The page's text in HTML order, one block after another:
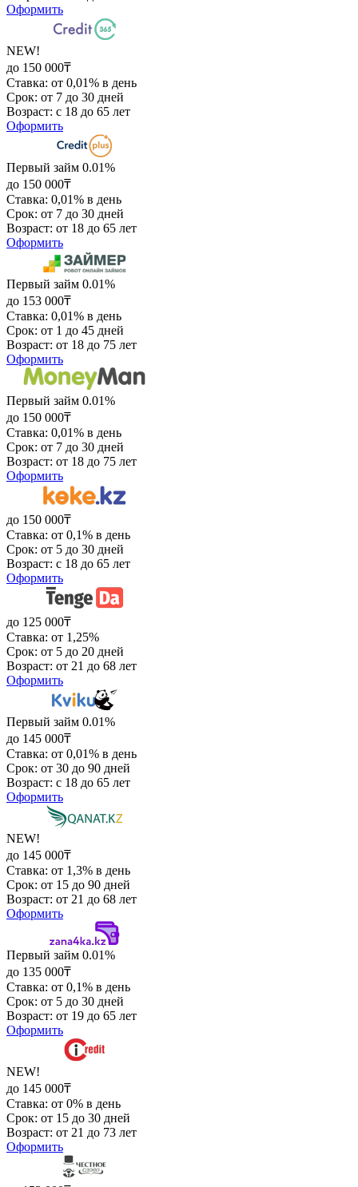
Оформить
NEW!
до 150 000₸
Ставка: от 0,01% в день
Срок: от 7 до 30 дней
Возраст: с 18 до 65 лет
Оформить
Первый займ 0.01%
до 150 000₸
Ставка: 0,01% в день
Срок: от 7 до 30 дней
Возраст: от 18 до 65 лет
Оформить
Первый займ 0.01%
до 153 000₸
Ставка: 0,01% в день
Срок: от 1 до 45 дней
Возраст: от 18 до 75 лет
Оформить
Первый займ 0.01%
до 150 000₸
Ставка: 0,01% в день
Срок: от 7 до 30 дней
Возраст: от 18 до 75 лет
Оформить
до 150 000₸
Ставка: от 0,1% в день
Срок: от 5 до 30 дней
Возраст: с 18 до 65 лет
Оформить
до 125 000₸
Ставка: от 1,25%
Срок: от 5 до 20 дней
Возраст: от 21 до 68 лет
Оформить
Первый займ 0.01%
до 145 000₸
Ставка: от 0,01% в день
Срок: от 30 до 90 дней
Возраст: с 18 до 65 лет
Оформить
NEW!
до 145 000₸
Ставка: от 1,3% в день
Срок: от 15 до 90 дней
Возраст: от 21 до 68 лет
Оформить
Первый займ 0.01%
до 135 000₸
Ставка: от 0,1% в день
Срок: от 5 до 30 дней
Возраст: от 19 до 65 лет
Оформить
NEW!
до 145 000₸
Ставка: от 0% в день
Срок: от 15 до 30 дней
Возраст: от 21 до 73 лет
Оформить